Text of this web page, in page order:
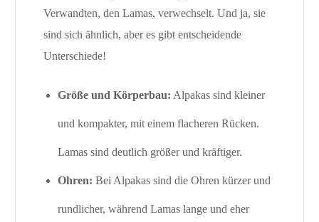
Verwandten, den Lamas, verwechselt. Und ja, sie
sind sich ähnlich, aber es gibt entscheidende
Unterschiede!
Größe und Körperbau: Alpakas sind kleiner
und kompakter, mit einem flacheren Rücken.
Lamas sind deutlich größer und kräftiger.
Ohren: Bei Alpakas sind die Ohren kürzer und
rundlicher, während Lamas lange und eher